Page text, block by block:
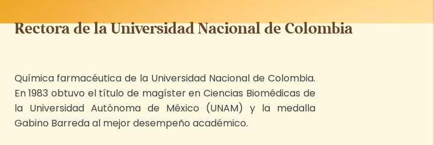
Rectora de la Universidad Nacional de Colombia
Química farmacéutica de la Universidad Nacional de Colombia.
En 1983 obtuvo el título de magíster en Ciencias Biomédicas de
la Universidad Autónoma de México (UNAM) y la medalla
Gabino Barreda al mejor desempeño académico.